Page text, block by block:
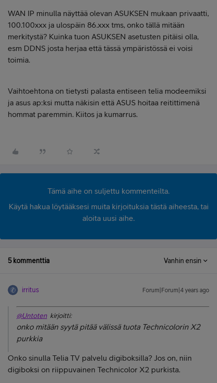
WAN IP minulla näyttää olevan ASUKSEN mukaan privaatti,
100.100xxx ja ulospäin 86.xxx tms, onko tällä mitään
merkitystä? Kuinka tuon ASUKSEN asetusten pitäisi olla,
esm DDNS josta herjaa että tässä ympäristössä ei voisi
toimia.
Vaihtoehtona on tietysti palasta entiseen telia modeemiksi
ja asus ap:ksi mutta näkisin että ASUS hoitaa reitittimenä
hommat paremmin. Kiitos ja kumarrus.
Tämä aihe on suljettu kommenteilta.
Käytä hakua löytääksesi muita kirjoituksia tästä aiheesta, tai
aloita uusi aihe.
5 kommenttia Vanhin ensin
irritus Forum|Forum|4 years ago
@Untoten kirjoitti:
onko mitään syytä pitää välissä tuota Technicolorin X2
purkkia
Onko sinulla Telia TV palvelu digiboksilla? Jos on, niin
digiboksi on riippuvainen Technicolor X2 purkista.